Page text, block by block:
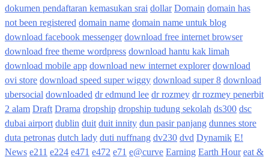
dokumen pendaftaran kemasukan srai dollar Domain domain has
not been registered domain name domain name untuk blog
download facebook messenger download free internet browser
download free theme wordpress download hantu kak limah
download mobile app download new internet explorer download
ovi store download speed super wiggy download super 8 download
ubersocial downloaded dr edmund lee dr rozmey dr rozmey penerbit
2 alam Draft Drama dropship dropship tudung sekolah ds300 dsc
dubai airport dublin duit duit innity dun pasir panjang dunnes store
duta petronas dutch lady duti nuffnang dv230 dvd Dynamik E!
News e211 e224 e471 e472 e71 e@curve Earning Earth Hour eat &